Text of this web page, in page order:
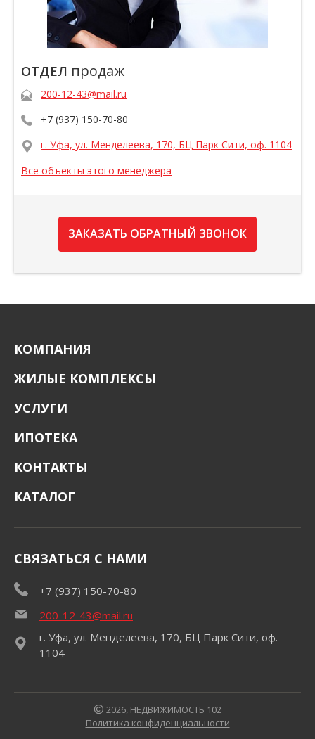
ОТДЕЛ продаж
200-12-43@mail.ru
+7 (937) 150-70-80
г. Уфа, ул. Менделеева, 170, БЦ Парк Сити, оф. 1104
Все объекты этого менеджера
ЗАКАЗАТЬ ОБРАТНЫЙ ЗВОНОК
КОМПАНИЯ
ЖИЛЫЕ КОМПЛЕКСЫ
УСЛУГИ
ИПОТЕКА
КОНТАКТЫ
КАТАЛОГ
СВЯЗАТЬСЯ С НАМИ
+7 (937) 150-70-80
200-12-43@mail.ru
г. Уфа, ул. Менделеева, 170, БЦ Парк Сити, оф.
1104
2026, НЕДВИЖИМОСТЬ 102
Политика конфиденциальности